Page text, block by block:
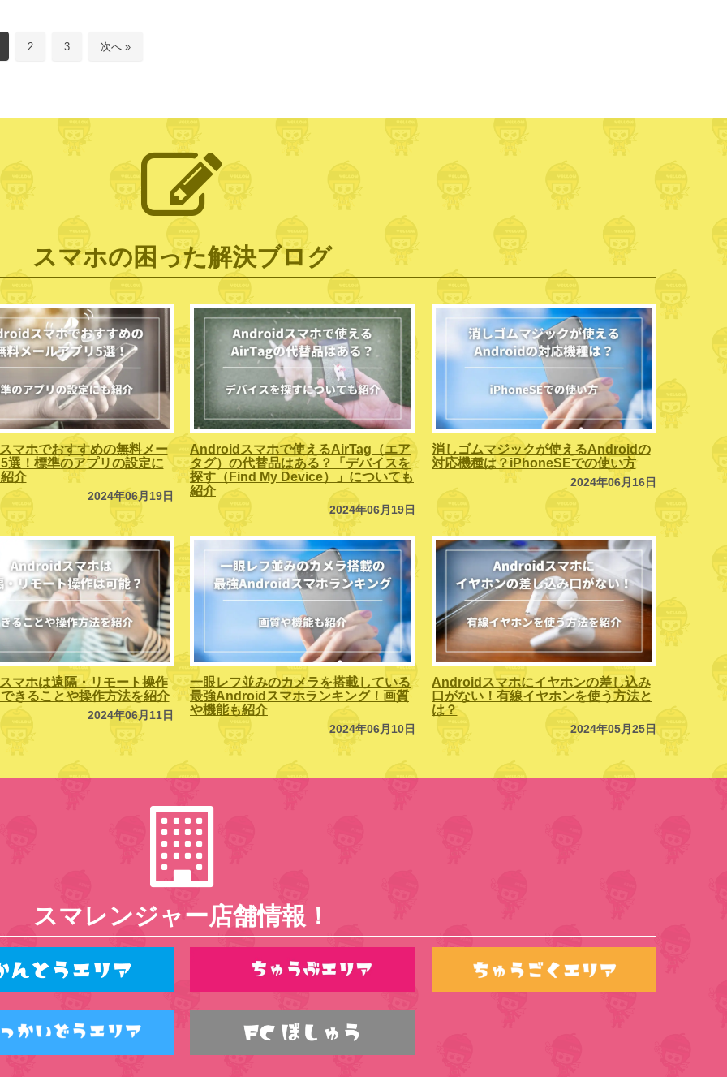
2 3 次へ »
スマホの困った解決ブログ
マホでおすすめの無料メー
選！標準のアプリの設定に
介
2024年06月19日
Androidスマホで使えるAirTag（エア
タグ）の代替品はある？「デバイスを
探す（Find My Device）」についても
紹介
2024年06月19日
消しゴムマジックが使えるAndroidの
対応機種は？iPhoneSEでの使い方
2024年06月16日
マホは遠隔・リモート操作
きることや操作方法を紹介
2024年06月11日
一眼レフ並みのカメラを搭載している
最強Androidスマホランキング！画質
や機能も紹介
2024年06月10日
Androidスマホにイヤホンの差し込み
口がない！有線イヤホンを使う方法と
は？
2024年05月25日
スマレンジャー店舗情報！